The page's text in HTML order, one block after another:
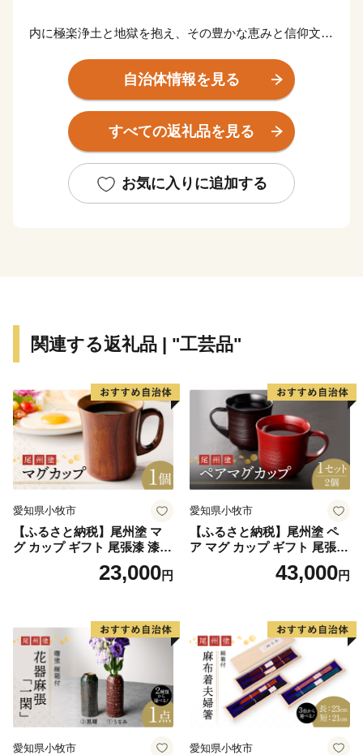
内に極楽浄土と地獄を抱え、その豊かな恵みと信仰文化
「立山曼陀羅」にも描かれ信仰の対象であった立山は、
時と共に立山黒部アルペンルートに代表される類を見な
い雄大な国際観光地として発展してきました。
その一方でラムサール条約に登録される湿地帯や国内初
の現存氷河など手つかずの自然も共存し、立山がもたら
自治体情報を見る
すべての返礼品を見る
お気に入りに追加する
関連する返礼品 | "工芸品"
愛知県小牧市
【ふるさと納税】尾州塗 マ
グ カップ ギフト 尾張漆 漆
漆器 漆器工芸 工芸品 芸術性
実用性 抗菌性 美味しく安全
ウイルス効果 お取り寄せ 愛
知県 小牧市 送料無料
23,000円
愛知県小牧市
【ふるさと納税】尾州塗 ペ
ア マグ カップ ギフト 尾張漆
漆 漆器 漆器工芸 工芸品 芸術
性 実用性 抗菌性 美味しく安
抗ウイルス効果 お取り寄せ
愛知県 小牧市 送料無料
43,000円
愛知県小牧市 愛知県小牧市